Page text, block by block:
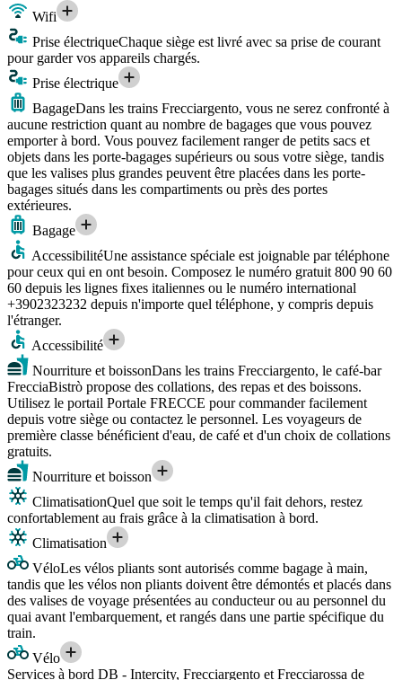
Wifi
Prise électriqueChaque siège est livré avec sa prise de courant
pour garder vos appareils chargés.
Prise électrique
BagageDans les trains Frecciargento, vous ne serez confronté à
aucune restriction quant au nombre de bagages que vous pouvez
emporter à bord. Vous pouvez facilement ranger de petits sacs et
objets dans les porte-bagages supérieurs ou sous votre siège, tandis
que les valises plus grandes peuvent être placées dans les porte-
bagages situés dans les compartiments ou près des portes
extérieures.
Bagage
AccessibilitéUne assistance spéciale est joignable par téléphone
pour ceux qui en ont besoin. Composez le numéro gratuit 800 90 60
60 depuis les lignes fixes italiennes ou le numéro international
+3902323232 depuis n'importe quel téléphone, y compris depuis
l'étranger.
Accessibilité
Nourriture et boissonDans les trains Frecciargento, le café-bar
FrecciaBistrò propose des collations, des repas et des boissons.
Utilisez le portail Portale FRECCE pour commander facilement
depuis votre siège ou contactez le personnel. Les voyageurs de
première classe bénéficient d'eau, de café et d'un choix de collations
gratuits.
Nourriture et boisson
ClimatisationQuel que soit le temps qu'il fait dehors, restez
confortablement au frais grâce à la climatisation à bord.
Climatisation
VéloLes vélos pliants sont autorisés comme bagage à main,
tandis que les vélos non pliants doivent être démontés et placés dans
des valises de voyage présentées au conducteur ou au personnel du
quai avant l'embarquement, et rangés dans une partie spécifique du
train.
Vélo
Services à bord DB - Intercity, Frecciargento et Frecciarossa de